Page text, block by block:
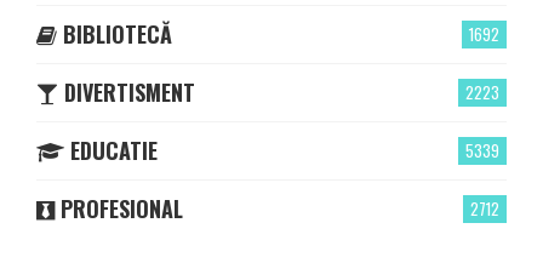
1692
BIBLIOTECĂ
2223
DIVERTISMENT
5339
EDUCATIE
2712
PROFESIONAL